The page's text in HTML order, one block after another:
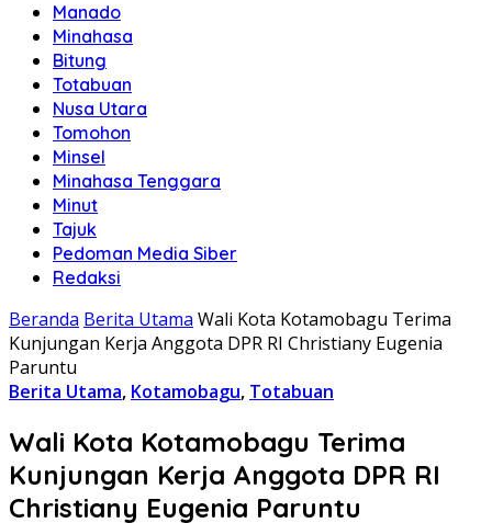
Manado
Minahasa
Bitung
Totabuan
Nusa Utara
Tomohon
Minsel
Minahasa Tenggara
Minut
Tajuk
Pedoman Media Siber
Redaksi
Beranda Berita Utama Wali Kota Kotamobagu Terima
Kunjungan Kerja Anggota DPR RI Christiany Eugenia
Paruntu
Berita Utama, Kotamobagu, Totabuan
Wali Kota Kotamobagu Terima
Kunjungan Kerja Anggota DPR RI
Christiany Eugenia Paruntu